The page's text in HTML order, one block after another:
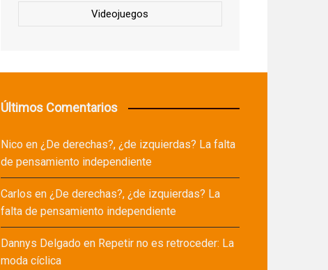
Videojuegos
Últimos Comentarios
Nicoen ¿De derechas?, ¿de izquierdas? La falta
de pensamiento independiente
Carlos en ¿De derechas?, ¿de izquierdas? La
falta de pensamiento independiente
Dannys Delgadoen Repetir no es retroceder: La
moda cíclica